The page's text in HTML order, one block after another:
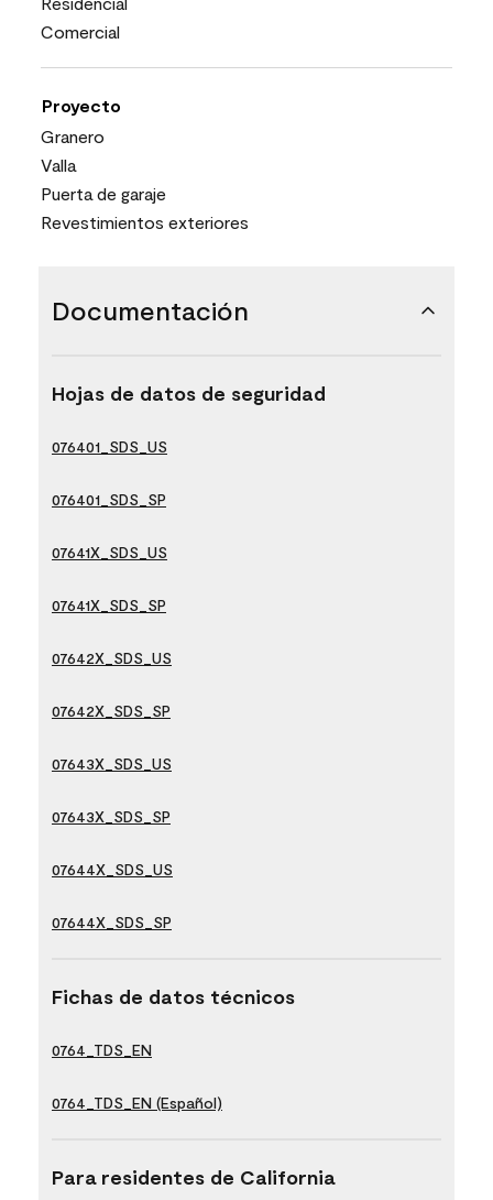
Comercial
Proyecto
Granero
Valla
Puerta de garaje
Revestimientos exteriores
Documentación
Hojas de datos de seguridad
076401_SDS_US
076401_SDS_SP
07641X_SDS_US
07641X_SDS_SP
07642X_SDS_US
07642X_SDS_SP
07643X_SDS_US
07643X_SDS_SP
07644X_SDS_US
07644X_SDS_SP
Fichas de datos técnicos
0764_TDS_EN
0764_TDS_EN (Español)
Para residentes de California